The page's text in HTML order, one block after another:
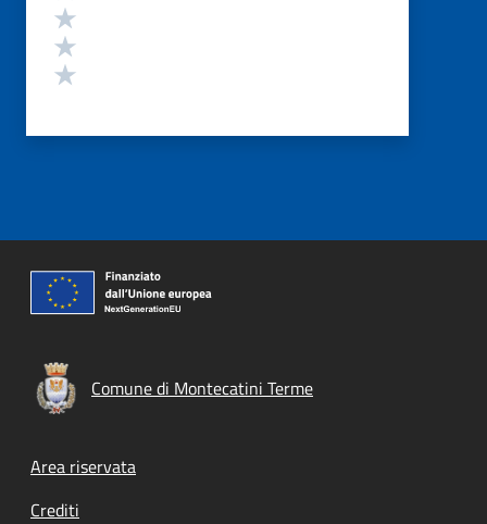
Comune di Montecatini Terme
Footer menu
Area riservata
Crediti